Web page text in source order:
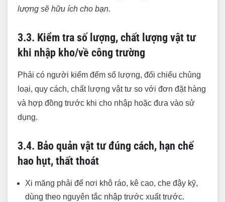
lượng sẽ hữu ích cho bạn.
3.3. Kiểm tra số lượng, chất lượng vật tư
khi nhập kho/về công trường
Phải có người kiểm đếm số lượng, đối chiếu chủng
loại, quy cách, chất lượng vật tư so với đơn đặt hàng
và hợp đồng trước khi cho nhập hoặc đưa vào sử
dụng.
3.4. Bảo quản vật tư đúng cách, hạn chế
hao hụt, thất thoát
Xi măng phải để nơi khô ráo, kê cao, che đậy kỹ,
dùng theo nguyên tắc nhập trước xuất trước.